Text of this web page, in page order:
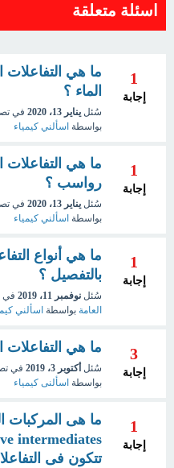
اسئلة متعلقة
1
إجابة
ما هي التفاعلات
الماء ؟
سُئل يناير 13، 2020 في
بواسطة اسألني كيمياء
1
إجابة
ما هي التفاعلات
رواسب ؟
سُئل يناير 13، 2020 في
بواسطة اسألني كيمياء
1
إجابة
ما هي أنواع
بالتفصيل ؟
سُئل نوفمبر 11، 2019 في
العامة بواسطة اسألني
3
إجابة
ما هي التفاعلات
سُئل أكتوبر 3، 2019 في
بواسطة اسألنى كيمياء
1
إجابة
ما هى المركبات
تتكون فى